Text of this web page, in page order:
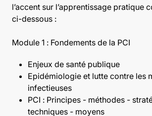
l’accent sur l’apprentissage pratique
ci-dessous :
Module 1 : Fondements de la PCI
Enjeux de santé publique
Epidémiologie et lutte contre les
infectieuses
PCI : Principes - méthodes -
techniques - moyens